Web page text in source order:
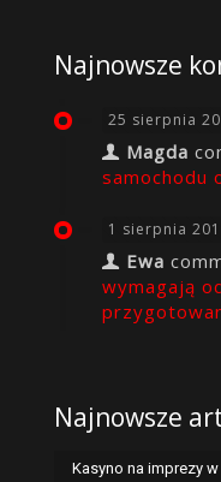
Najnowsze
25 sierpnia
Magda
samochodu
1 sierpnia
Ewa
wymagają
Najnowsze
Kasyno na imprezy